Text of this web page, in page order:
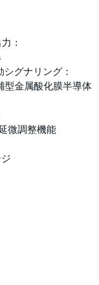
：
グナリング：
型金属酸化膜半導体
微調整機能